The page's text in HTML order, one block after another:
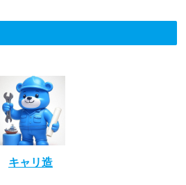
キャリ造